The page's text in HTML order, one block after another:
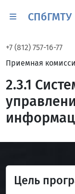
СПбГМТУ
+7 (812) 757-16-77
Приемная
2.3.1
Цель